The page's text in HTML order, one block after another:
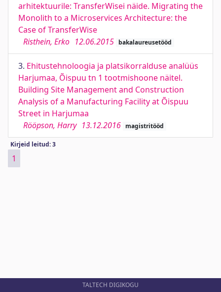
arhitektuurile: TransferWisei näide. Migrating the
Monolith to a Microservices Architecture: the
Case of TransferWise
Risthein, Erko 12.06.2015 bakalaureusetööd
3. Ehitustehnoloogia ja platsikorralduse analüüs
Harjumaa, Õispuu tn 1 tootmishoone näitel.
Building Site Management and Construction
Analysis of a Manufacturing Facility at Õispuu
Street in Harjumaa
Rööpson, Harry 13.12.2016 magistritööd
Kirjeid leitud: 3
1
TALTECH DIGIKOGU